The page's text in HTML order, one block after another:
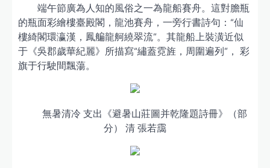
端午節廣為人知的風俗之一為龍船賽舟。這對膽瓶
的瓶面彩繪樓臺殿閣，龍池賽舟，一旁行書詩句：“仙
樓綺閣環瀛漢，鳳艑龍舸繞翠流”。其龍船上裝潢近似
于《吳郡歲華紀麗》所描寫“繡蓋霓旌，周圍遍列”， 彩
旗于行駛間飄蕩。
無暑清冷 支出《避暑山莊圖并乾隆題詩冊》（部
分） 清 張若靄